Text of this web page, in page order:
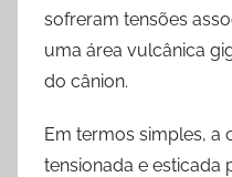
sofreram tensões
uma área vulcânica
do cânion.
Em termos simples, a
tensionada e esticada